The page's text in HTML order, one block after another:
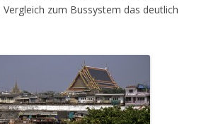
zum Bussystem das deutlich